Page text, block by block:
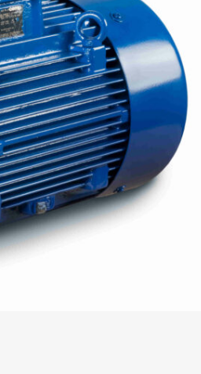
Antidéflagrants)
Moteurs Antidéflagrants NEMA
(Normes Américaines)